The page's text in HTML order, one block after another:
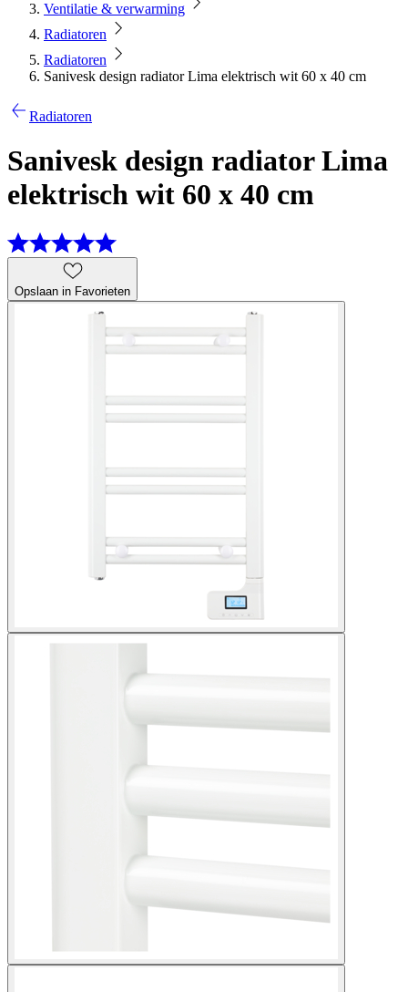
Ventilatie & verwarming
Radiatoren
Radiatoren
Sanivesk design radiator Lima elektrisch wit 60 x 40 cm
Radiatoren
Sanivesk design radiator Lima
elektrisch wit 60 x 40 cm
Opslaan in Favorieten